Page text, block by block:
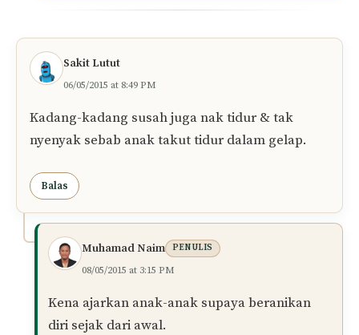
Sakit Lutut
06/05/2015 at 8:49 PM
Kadang-kadang susah juga nak tidur & tak
nyenyak sebab anak takut tidur dalam gelap.
Balas
Muhamad Naim PENULIS
08/05/2015 at 3:15 PM
Kena ajarkan anak-anak supaya beranikan
diri sejak dari awal.